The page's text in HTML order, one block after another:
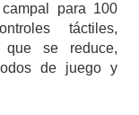
para 100
táctiles,
que se reduce,
de juego y